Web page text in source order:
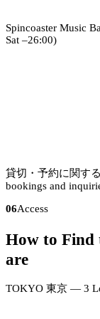
Spincoaster Music
Sat –26:00)
貸切・予約に関す
bookings and
06Access
How to Find
are
TOKYO 東京 — 3